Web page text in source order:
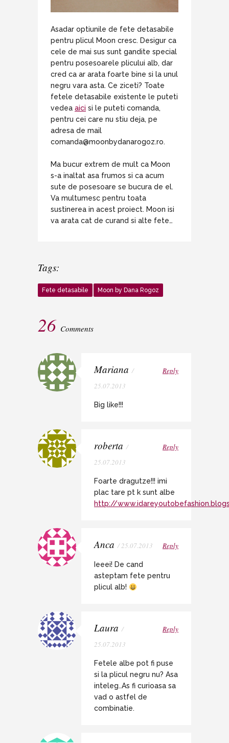
Asadar optiunile de fete detasabile
pentru plicul Moon cresc. Desigur ca
cele de mai sus sunt gandite special
pentru posesoarele plicului alb, dar
cred ca ar arata foarte bine si la unul
negru vara asta. Ce ziceti? Toate
fetele detasabile existente le puteti
vedea aici si le puteti comanda,
pentru cei care nu stiu deja, pe
adresa de mail
comanda@moonbydanarogoz.ro.
Ma bucur extrem de mult ca Moon
s-a inaltat asa frumos si ca acum
sute de posesoare se bucura de el.
Va multumesc pentru toata
sustinerea in acest proiect. Moon isi
va arata cat de curand si alte fete…
Tags:
Fete detasabile Moon by Dana Rogoz
26 Comments
Mariana /
25.07.2013
Reply
Big like!!!
roberta /
25.07.2013
Reply
Foarte dragutze!!! imi
plac tare pt k sunt albe
http://
Anca / 25.07.2013 Reply
Ieeei! De cand
asteptam fete pentru
plicul alb!
Laura /
25.07.2013
Reply
Fetele albe pot fi puse
si la plicul negru nu? Asa
inteleg..As fi curioasa sa
vad o astfel de
combinatie.